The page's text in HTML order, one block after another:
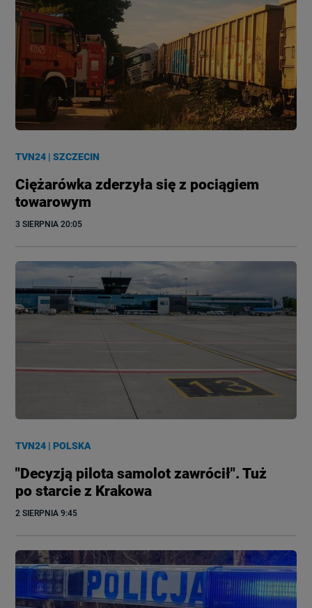
TVN24 |SZCZECIN
Ciężarówka zderzyła się z pociągiem
towarowym
3 SIERPNIA 20:05
TVN24 |POLSKA
"Decyzją pilota samolot zawrócił". Tuż
po starcie z Krakowa
2 SIERPNIA 9:45